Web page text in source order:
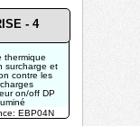
- 4
thermique
surcharge et
contre les
on/off DP
prise: terre
(type E)
EBP04N